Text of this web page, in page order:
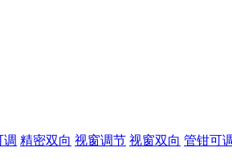
调 精密双向 视窗调节 视窗双向 管钳可